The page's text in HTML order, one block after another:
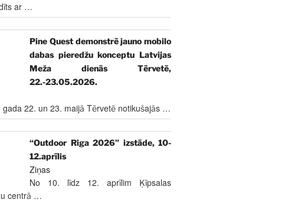
ar …
Pine Quest demonstrē jauno mobilo
dabas pieredžu konceptu Latvijas
Meža dienās Tērvetē,
22.-23.05.2026.
gada 22. un 23. maijā Tērvetē notikušajās …
“Outdoor Riga 2026” izstāde, 10-
12.aprīlis
Ziņas
No 10. līdz 12. aprīlim Ķīpsalas
centrā …